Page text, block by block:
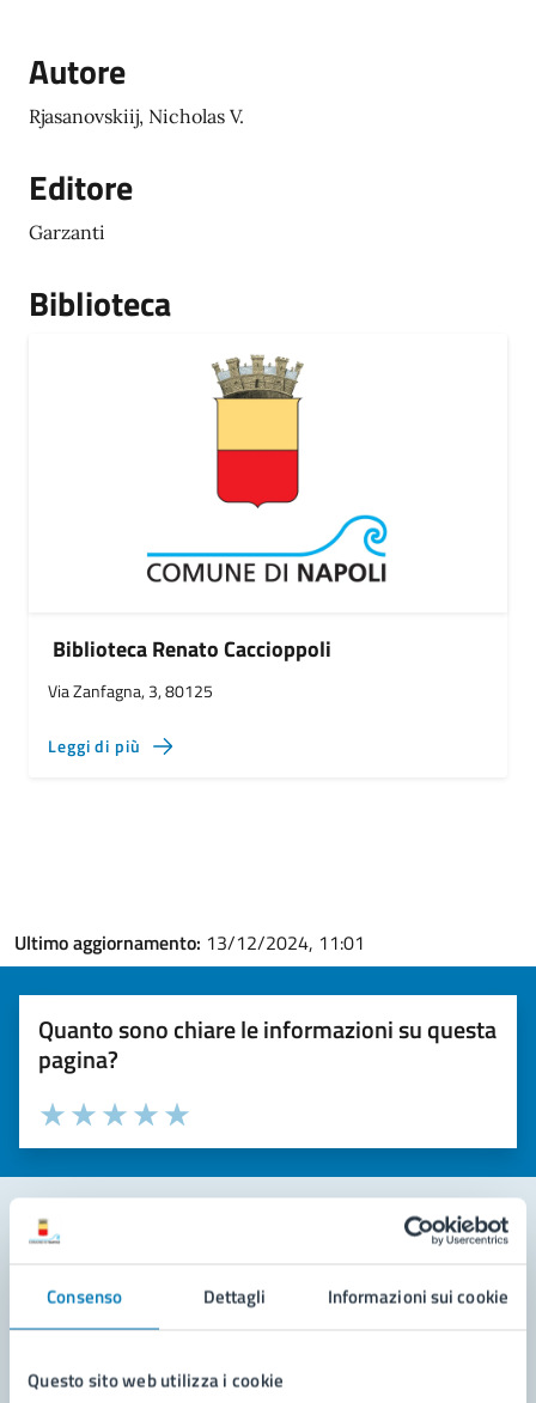
Consenso Dettagli Informazioni sui cookie
Questo sito web utilizza i cookie
Autore
Rjasanovskiij, Nicholas V.
Editore
Garzanti
Biblioteca
Biblioteca Renato Caccioppoli
Via Zanfagna, 3, 80125
Leggi di più
Ultimo aggiornamento: 13/12/2024, 11:01
Quanto sono chiare le informazioni su questa
pagina?
Valuta la chiarezza delle informazioni (da 1 a 5 stelle)
Seleziona il numero di stelle per valutare la chiarezza delle
Valuta 5 stelle su 5
Valuta 4 stelle su 5
Valuta 3 stelle su 5
Valuta 2 stelle su 5
Valuta 1 stelle su 5
Leggi le domande frequenti
Richiedi assistenza